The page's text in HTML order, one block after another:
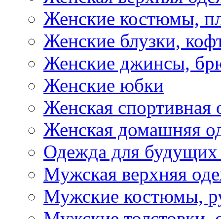
Женские костюмы,
Женские блузки,
Женские джинсы,
Женские юбки
Женская спортивная
Женская домашняя
Одежда для
Мужская верхняя
Мужские костюмы,